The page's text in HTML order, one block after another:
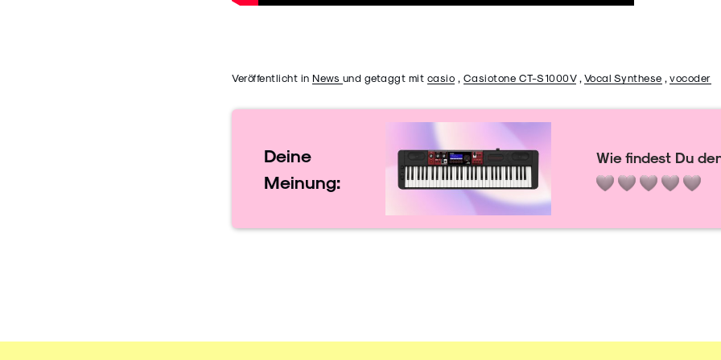
Veröffentlicht in News und getaggt mit casio , Casiotone CT-S1000V, Vocal Synthese , vocoder
Deine
Meinung:
Wie findest Du